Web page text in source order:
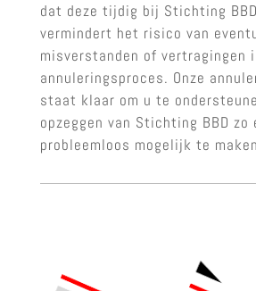
dat deze tijdig bij Stichting
vermindert het risico van
misverstanden of vertragingen
annuleringsproces. Onze
staat klaar om u te
opzeggen van Stichting BBD zo
probleemloos mogelijk te